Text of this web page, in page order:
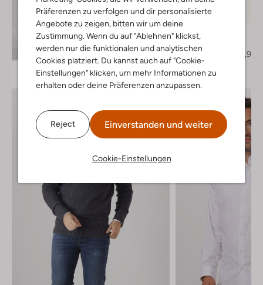
Präferenzen zu verfolgen und dir personalisierte
Angebote zu zeigen, bitten wir um deine
Zustimmung. Wenn du auf "Ablehnen" klickst,
werden nur die funktionalen und analytischen
Cookies platziert. Du kannst auch auf "Cookie-
Einstellungen" klicken, um mehr Informationen zu
erhalten oder deine Präferenzen anzupassen.
Reject Einverstanden und weiter
Cookie-Einstellungen
Entdecke den Look
Letzter Artikel
-50%
Magnanni
Schnürboots
€ 369,95
€ 184,99